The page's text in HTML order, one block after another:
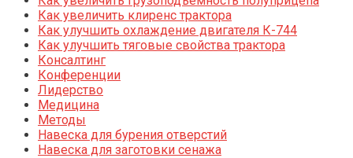
Как увеличить клиренс трактора
Как улучшить охлаждение двигателя К-744
Как улучшить тяговые свойства трактора
Консалтинг
Конференции
Лидерство
Медицина
Методы
Навеска для бурения отверстий
Навеска для заготовки сенажа